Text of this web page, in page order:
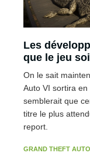
Les
que le jeu
On le sait maintenant depuis quelque temps, Grand Theft
Auto VI sortira
semblerait que
titre le plus
report.
GRAND THEFT